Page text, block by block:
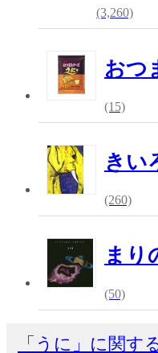
(3,260)
おつ
(15)
きい
(260)
まり
(50)
「うに」に関す